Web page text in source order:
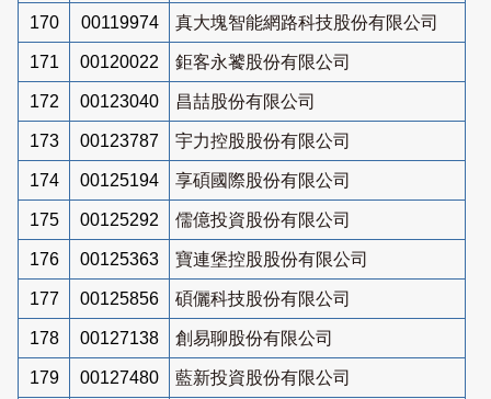
170 00119974 真大塊智能網路科技股份有限公司
171 00120022 鉅客永饕股份有限公司
172 00123040 昌喆股份有限公司
173 00123787 宇力控股股份有限公司
174 00125194 享碩國際股份有限公司
175 00125292 儒億投資股份有限公司
176 00125363 寶連堡控股股份有限公司
177 00125856 碩儷科技股份有限公司
178 00127138 創易聊股份有限公司
179 00127480 藍新投資股份有限公司